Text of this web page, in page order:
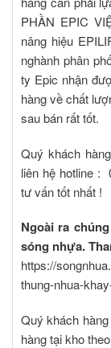
PHẦN EPIC
nâng hiệu
nghành phân
ty Epic nhận
hàng về chất
sau bán rất tốt.
Quý khách
liên hệ hotline :
tư vấn tốt nhất !
Ngoài ra
sóng nhựa.
https://
thung-nhua-
Quý khách
hàng tại kho